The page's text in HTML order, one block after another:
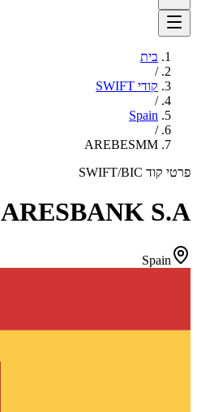
בית
/
קודי SWIFT
/
Spain
/
AREBESMM
פרטי קוד SWIFT/BIC
ARESBANK S.A
Spain